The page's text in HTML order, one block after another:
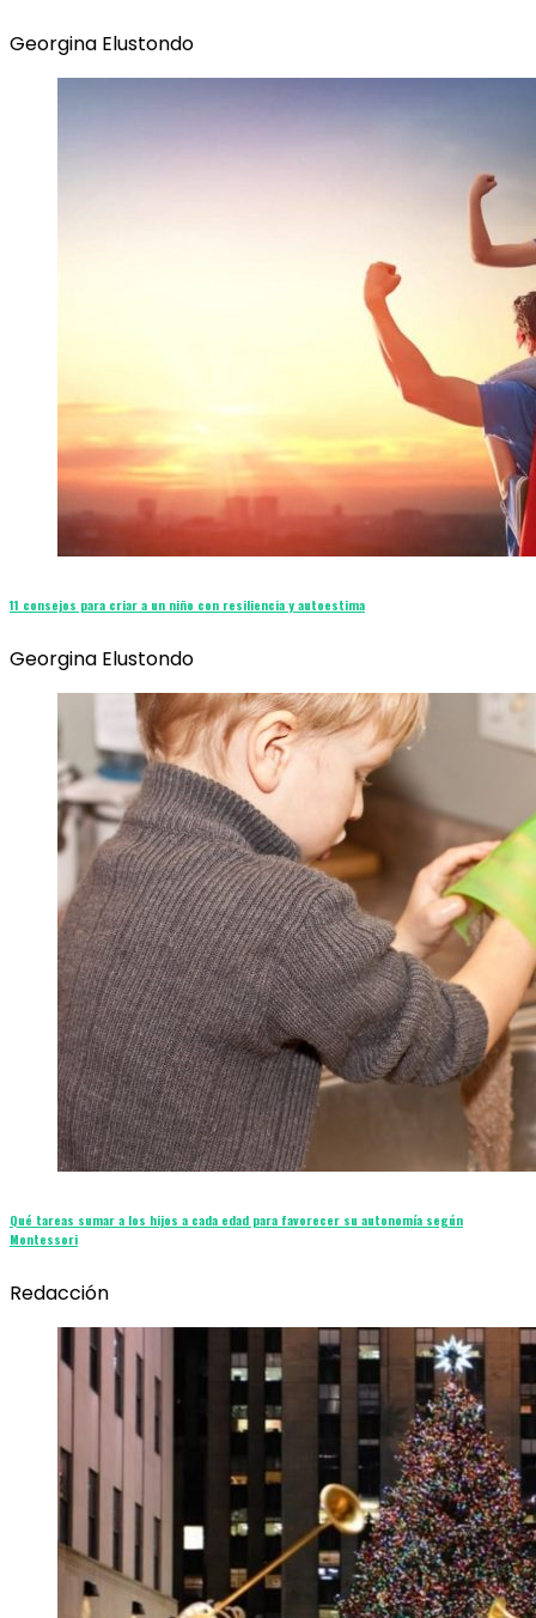
Georgina Elustondo
11 consejos para criar a un niño con resiliencia y autoestima
Georgina Elustondo
Qué tareas sumar a los hijos a cada edad para favorecer su autonomía según
Montessori
Redacción